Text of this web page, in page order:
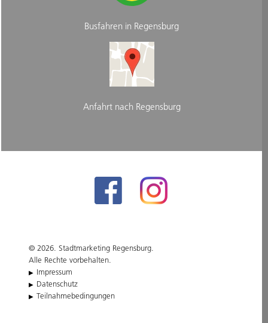
Busfahren in Regensburg
Anfahrt nach Regensburg
© 2026. Stadtmarketing Regensburg.
Alle Rechte vorbehalten.
Impressum
Datenschutz
Teilnahmebedingungen